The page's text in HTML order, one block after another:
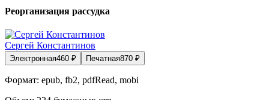
Реорганизация рассудка
Сергей Константинов
Электронная460 ₽ Печатная870 ₽
Формат: epub, fb2, pdfRead, mobi